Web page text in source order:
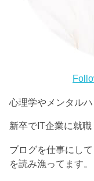
心理学やメンタル
新卒でIT企業に就
ブログを仕事にし
を読み漁ってます。